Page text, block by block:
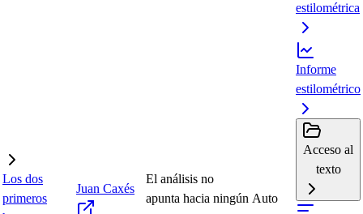
estilométrica
Los dos
primeros
Juan Caxés
El análisis no
apunta hacia ningún Auto
Informe
estilométrico
Acceso al
texto